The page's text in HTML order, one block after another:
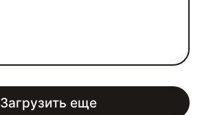
Загрузить еще